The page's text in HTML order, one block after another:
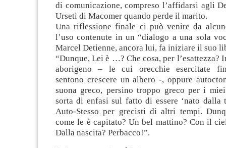
di comunicazione, compreso l’affidarsi agli
Urseti di Macomer quando perde il marito.
Una riflessione finale ci può venire da
l’uso contenute in un “dialogo a una sola
Marcel Detienne, ancora lui, fa iniziare il suo
“Dunque, Lei è …? Che cosa, per l’esattezza?
aborigeno – le cui orecchie esercitate
sentono crescere un albero -, oppure
suona greco, persino troppo greco per i
sorta di enfasi sul fatto di essere ‘nato dalla
Auto-Stesso per grecisti di altri tempi.
come le è capitato? Un bel mattino? Con il
Dalla nascita? Perbacco!”.